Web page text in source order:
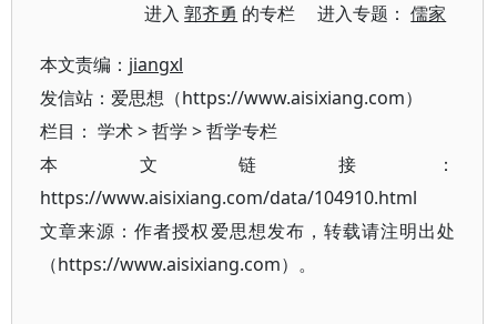
进入郭齐勇 的专栏 进入专题：儒家
本文责编： jiangxl
发信站：爱思想（https://www.aisixiang.com）
栏目： 学术>哲学 >哲学专栏
本文链接：
https://www.aisixiang.com/data/104910.html
文章来源：作者授权爱思想发布，转载请注明出处
（https://www.aisixiang.com）。